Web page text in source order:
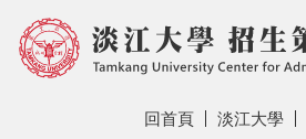
回首頁 淡江大學